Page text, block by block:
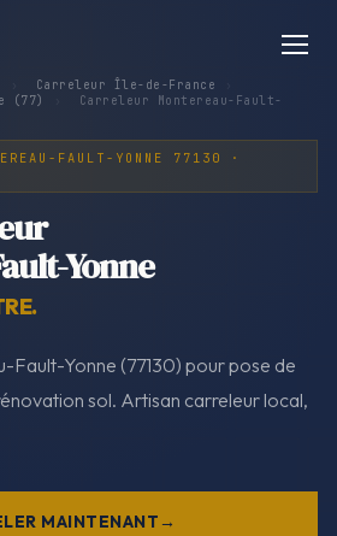
Carreleur Île-de-France
(77)
Carreleur Montereau-Fault-
FAULT-YONNE 77130 ·
Yonne
Fault-Yonne (77130) pour pose de
sol. Artisan carreleur local,
MAINTENANT